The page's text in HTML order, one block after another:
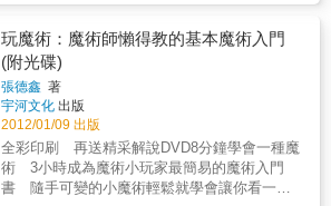
理現象（預測、語言、透視、心電感應或意念
轉移、催眠、默記）二十種魔術的基本效果1、
產生（包括出現、創造和增加）2、消失（消
失、除去）3、易位（位至的改變）4、改變
（質和形的改變）5、穿透（一個固體物穿過另
一個固體物）6、復原（將毀壞了的東西恢復原
狀）7、賦予生命（使無生命物自己會動）8、
漂浮（改變其重力）9、吸引力（神奇的吸附
力，也是改變動力，用另一相同物體來吸附）
玩魔術：魔術師懶得教的基本魔術入門
(附光碟)
張德鑫 著
宇河文化 出版
2012/01/09 出版
全彩印刷 再送精采解說DVD8分鐘學會一種魔
術 3小時成為魔術小玩家最簡易的魔術入門
書 隨手可變的小魔術輕鬆就學會讓你看一次